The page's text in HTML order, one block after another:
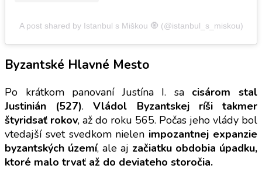
A post shared by Istanbul s Miškou 🧿 (@istanbul_s_miskou)
Byzantské Hlavné Mesto
Po krátkom panovaní Justína I. sa cisárom stal
Justinián (527).Vládol Byzantskej ríši takmer
štyridsať rokov, až do roku 565. Počas jeho vlády bol
vtedajší svet svedkom nielen impozantnej expanzie
byzantských území, ale aj začiatku obdobia úpadku,
ktoré malo trvať až do deviateho storočia.